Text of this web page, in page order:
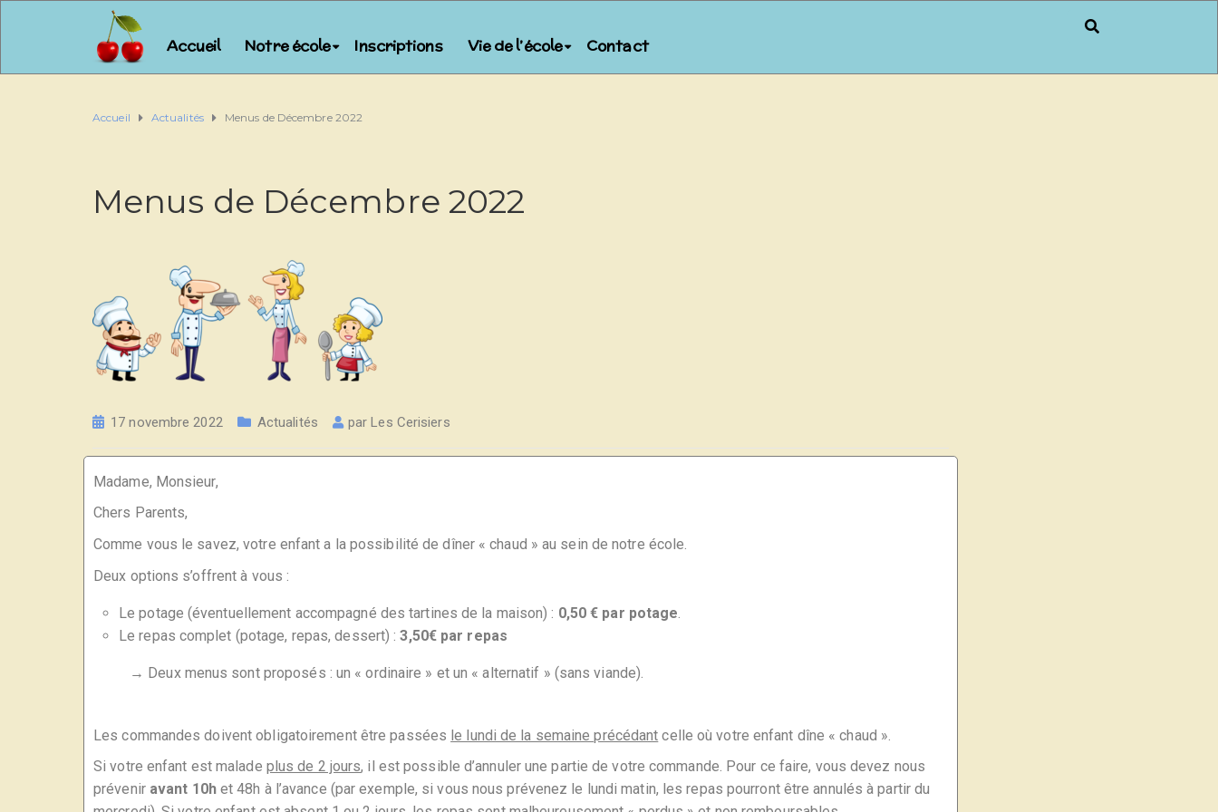
Accueil Notre école Inscriptions Vie de l’école Contact
Accueil Actualités Menus de Décembre 2022
Menus de Décembre 2022
17 novembre 2022 Actualités parLes Cerisiers
Madame, Monsieur,
Chers Parents,
Comme vous le savez, votre enfant a la possibilité de dîner « chaud » au sein de notre école.
Deux options s’offrent à vous :
Le potage (éventuellement accompagné des tartines de la maison) : 0,50 € par potage
Le repas complet (potage, repas, dessert) :3,50€ par repas
→ Deux menus sont proposés : un « ordinaire » et un « alternatif » (sans viande).
Les commandes doivent obligatoirement être passées le lundi de la semaine précédant celle où votre enfant dîne « chaud ».
Si votre enfant est malade plus de 2 jours, il est possible d’annuler une partie de votre commande. Pour ce faire, vous devez nous
prévenir avant 10het 48h à l’avance (par exemple, si vous nous prévenez le lundi matin, les repas pourront être annulés à partir du